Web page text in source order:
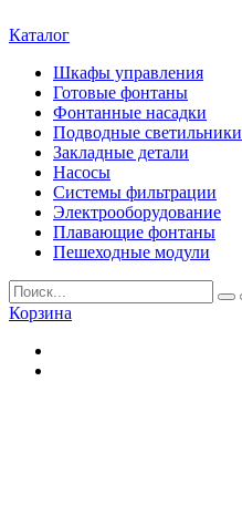
Каталог
Шкафы управления
Готовые фонтаны
Фонтанные насадки
Подводные светильники
Закладные детали
Насосы
Системы фильтрации
Электрооборудование
Плавающие фонтаны
Пешеходные модули
Корзина